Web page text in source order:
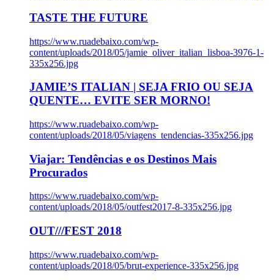
TASTE THE FUTURE
https://www.ruadebaixo.com/wp-
content/uploads/2018/05/jamie_oliver_italian_lisboa-3976-1-
335x256.jpg
JAMIE’S ITALIAN | SEJA FRIO OU SEJA
QUENTE… EVITE SER MORNO!
https://www.ruadebaixo.com/wp-
content/uploads/2018/05/viagens_tendencias-335x256.jpg
Viajar: Tendências e os Destinos Mais
Procurados
https://www.ruadebaixo.com/wp-
content/uploads/2018/05/outfest2017-8-335x256.jpg
OUT///FEST 2018
https://www.ruadebaixo.com/wp-
content/uploads/2018/05/brut-experience-335x256.jpg